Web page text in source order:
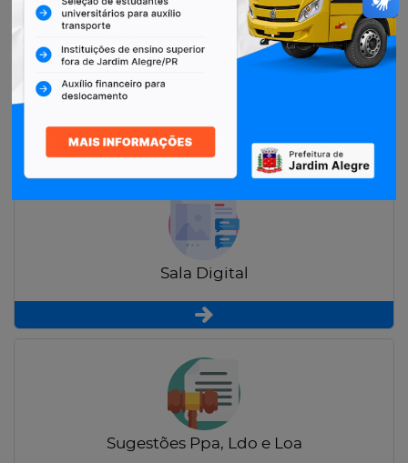
Restituição de Contribuintes
Sala Digital
Sugestões Ppa, Ldo e Loa